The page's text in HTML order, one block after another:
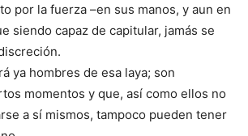
por la fuerza –en sus manos, y aun en
siendo capaz de capitular, jamás se
ya hombres de esa laya; son
momentos y que, así como ellos no
a sí mismos, tampoco pueden tener